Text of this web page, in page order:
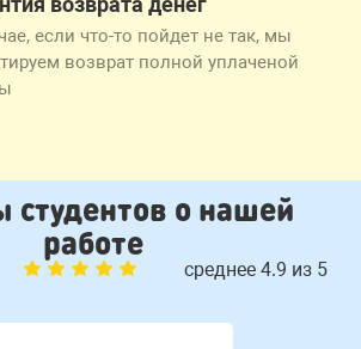
если что-то пойдет не так, мы
возврат полной уплаченой
студентов о нашей
работе
среднее 4.9 из 5